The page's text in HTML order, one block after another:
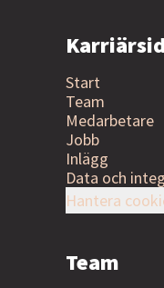
Start
Team
Medarbetare
Jobb
Inlägg
Data och
Hantera
Team